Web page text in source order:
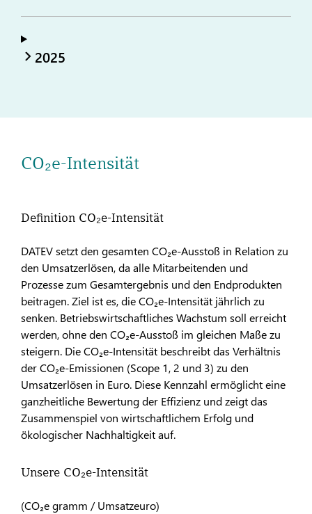
2025
CO₂e-Intensität
Definition CO₂e-Intensität
DATEV setzt den gesamten CO₂e-Ausstoß in Relation zu
den Umsatzerlösen, da alle Mitarbeitenden und
Prozesse zum Gesamtergebnis und den Endprodukten
beitragen. Ziel ist es, die CO₂e-Intensität jährlich zu
senken. Betriebswirtschaftliches Wachstum soll erreicht
werden, ohne den CO₂e-Ausstoß im gleichen Maße zu
steigern. Die CO₂e-Intensität beschreibt das Verhältnis
der CO₂e-Emissionen (Scope 1, 2 und 3) zu den
Umsatzerlösen in Euro. Diese Kennzahl ermöglicht eine
ganzheitliche Bewertung der Effizienz und zeigt das
Zusammenspiel von wirtschaftlichem Erfolg und
ökologischer Nachhaltigkeit auf.
Unsere CO₂e-Intensität
(CO₂e gramm / Umsatzeuro)